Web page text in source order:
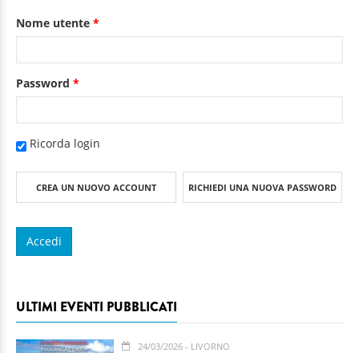
Nome utente *
Password *
Ricorda login
CREA UN NUOVO ACCOUNT RICHIEDI UNA NUOVA PASSWORD
ULTIMI EVENTI PUBBLICATI
24/03/2026 - LIVORNO